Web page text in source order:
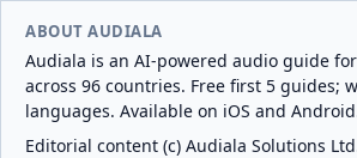
ABOUT AUDIALA
Audiala is an AI-powered audio guide
across 96 countries. Free first 5 guides;
languages. Available on iOS and
Editorial content (c) Audiala Solutions